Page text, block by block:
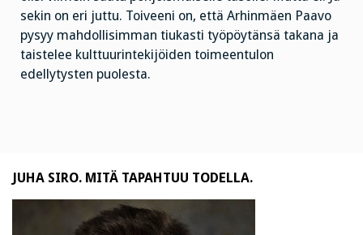
sekin on eri juttu. Toiveeni on, että Arhinmäen Paavo
pysyy mahdollisimman tiukasti työpöytänsä takana ja
taistelee kulttuurintekijöiden toimeentulon
edellytysten puolesta.
JUHA SIRO. MITÄ TAPAHTUU TODELLA.